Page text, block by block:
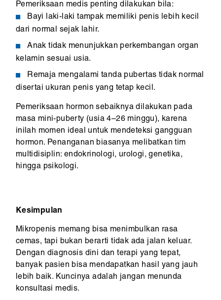
Pemeriksaan medis penting dilakukan bila:
Bayi laki-laki tampak memiliki penis lebih kecil
dari normal sejak lahir.
Anak tidak menunjukkan perkembangan organ
kelamin sesuai usia.
Remaja mengalami tanda pubertas tidak normal
disertai ukuran penis yang tetap kecil.
Pemeriksaan hormon sebaiknya dilakukan pada
masa mini-puberty (usia 4–26 minggu), karena
inilah momen ideal untuk mendeteksi gangguan
hormon. Penanganan biasanya melibatkan tim
multidisiplin: endokrinologi, urologi, genetika,
hingga psikologi.
Kesimpulan
Mikropenis memang bisa menimbulkan rasa
cemas, tapi bukan berarti tidak ada jalan keluar.
Dengan diagnosis dini dan terapi yang tepat,
banyak pasien bisa mendapatkan hasil yang jauh
lebih baik. Kuncinya adalah jangan menunda
konsultasi medis.